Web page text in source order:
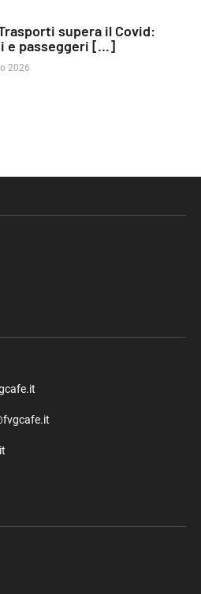
supera il Covid:
e passeggeri [...]
2026